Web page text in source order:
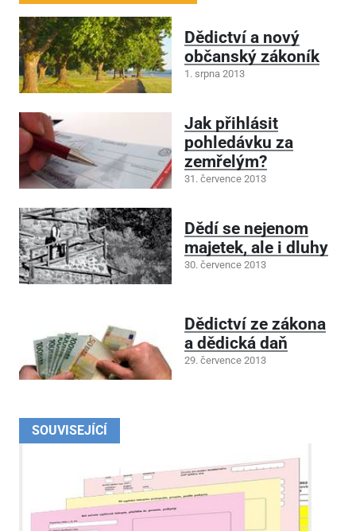
SOUVISEJÍCÍ
Dědictví a nový
občanský zákoník
1. srpna 2013
Jak přihlásit
pohledávku za
zemřelým?
31. července 2013
Dědí se nejenom
majetek, ale i dluhy
30. července 2013
Dědictví ze zákona
a dědická daň
29. července 2013